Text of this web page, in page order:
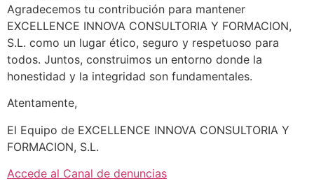
Agradecemos tu contribución para mantener
EXCELLENCE INNOVA CONSULTORIA Y FORMACION,
S.L. como un lugar ético, seguro y respetuoso para
todos. Juntos, construimos un entorno donde la
honestidad y la integridad son fundamentales.
Atentamente,
El Equipo de EXCELLENCE INNOVA CONSULTORIA Y
FORMACION, S.L.
Accede al Canal de denuncias